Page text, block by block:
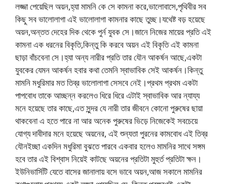
লজ্জা পেয়েছিল অয়ন,হ্যা মামনি কে সে কামনা করে,ভালোবাসে,পৃথিবীর সব
কিছু সব ভালোলাগা এই ভালোলাগা কামনার কাছে তুচ্ছ।যথেষ্ট বড় হয়েছে
অয়ন,অন্তত দেহের দিক থেকে পুর্ন যুবক সে।জানে নিজের মায়ের প্রতি এই
কামনা এক ধরনের বিকৃতি,কিন্তু কি করবে অয়ন এই বিকৃতি এই কামনা
ছাড়া বাঁচবেনা সে।হ্যা অন্য নারীর প্রতি তার যৌন আকর্ষন আছে,একটা
যুবকের যেমন আকর্ষন হবার কথা তেমনি স্বাভাবিক সেই আকর্ষন।কিন্তু
মামনি মধুরিমার মত তিব্র ভালোলাগা সেসবে নেই।প্রথম প্রথম একটা
পাপবোধ তাকে আচ্ছন্ন করলেও ধিরে ধিরে এটাই স্বাভাবিক আর ন্যায্য
মনে হয়েছে তার কাছে,এত সুন্দর যে নারী তার জীবনে কোনো পুরুষের ছায়া
থাকবেনা এ হতে পারে না আর অনেক পুরুষের ভিড়ে নিজেকেই সবচেয়ে
যোগ্য দাবীদার মনে হয়েছে অয়নের, এই শুন্যতা পুরনের কামবোধ এই তিব্র
যৌনইচ্ছা একদিন মধুরিমা বুঝতে পারবে একবার হলেও মামনির সাথে সঙ্গম
হবে তার এই বিশ্বাস নিয়েই কাটছে অয়নের প্রতিটা মুহুর্ত প্রতিটা ক্ষন।
ইউনিভার্সিটি যেতে বাসের জানালায় বসে ভাবে অয়ন,আজ সকালে মামনির